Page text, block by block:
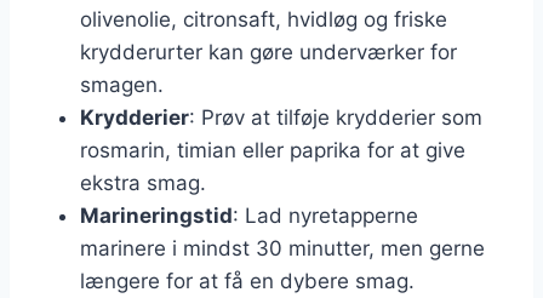
olivenolie, citronsaft, hvidløg og friske
krydderurter kan gøre underværker for
smagen.
Krydderier: Prøv at tilføje krydderier som
rosmarin, timian eller paprika for at give
ekstra smag.
Marineringstid: Lad nyretapperne
marinere i mindst 30 minutter, men gerne
længere for at få en dybere smag.